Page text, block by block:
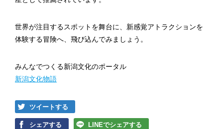
世界が注目するスポットを舞台に、新感覚アトラクションを
体験する冒険へ、飛び込んでみましょう。
みんなでつくる新潟文化のポータル
新潟文化物語
ツイートする
シェアする LINEでシェアする